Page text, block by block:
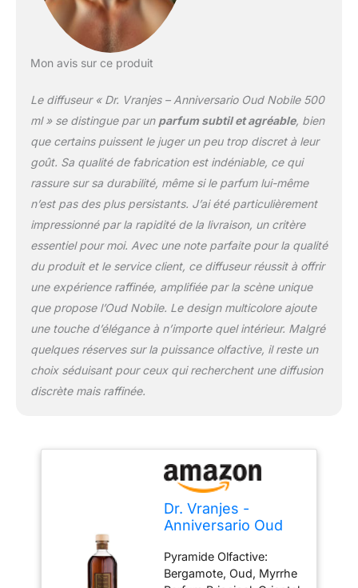
Mon avis sur ce produit
Le diffuseur « Dr. Vranjes – Anniversario Oud Nobile 500
ml » se distingue par un parfum subtil et agréable, bien
que certains puissent le juger un peu trop discret à leur
goût. Sa qualité de fabrication est indéniable, ce qui
rassure sur sa durabilité, même si le parfum lui-même
n’est pas des plus persistants. J’ai été particulièrement
impressionné par la rapidité de la livraison, un critère
essentiel pour moi. Avec une note parfaite pour la qualité
du produit et le service client, ce diffuseur réussit à offrir
une expérience raffinée, amplifiée par la scène unique
que propose l’Oud Nobile. Le design multicolore ajoute
une touche d’élégance à n’importe quel intérieur. Malgré
quelques réserves sur la puissance olfactive, il reste un
choix séduisant pour ceux qui recherchent une diffusion
discrète mais raffinée.
Dr. Vranjes -
Anniversario Oud
Diffuseur
Pyramide Olfactive:
Bergamote, Oud, Myrrhe